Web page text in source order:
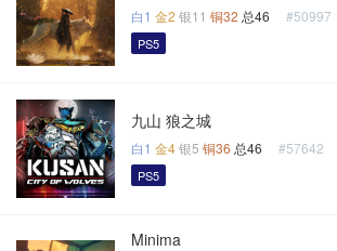
白1 金2 银11 铜32 总46 #50997
PS5
九山 狼之城
白1 金4银5 铜36 总46 #57642
PS5
Minima